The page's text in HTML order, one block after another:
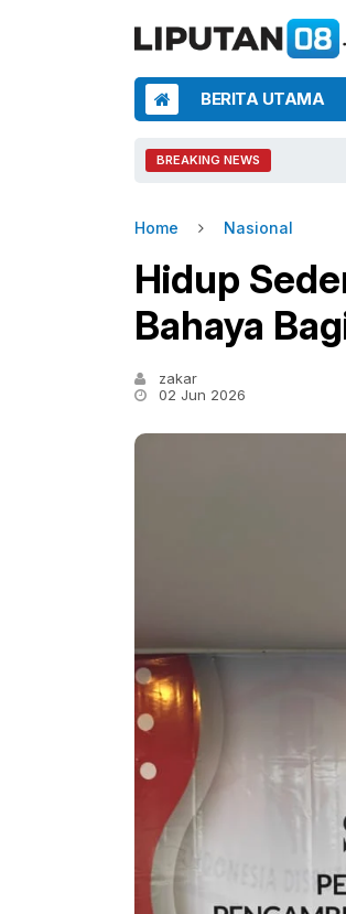
BERITA UTAMA
BREAKING NEWS
Home Nasional
Hidup
Bahaya
zakar
02 Jun 2026